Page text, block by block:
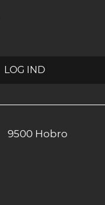
LOG IND
9500 Hobro